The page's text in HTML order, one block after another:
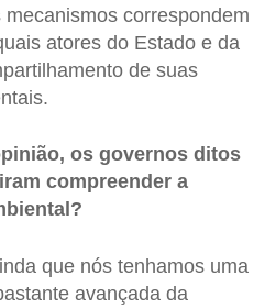
correspondem
atores do Estado e da
de suas
os governos ditos
compreender a
que nós tenhamos uma
avançada da